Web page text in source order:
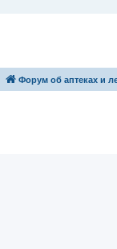
Форум об аптеках и